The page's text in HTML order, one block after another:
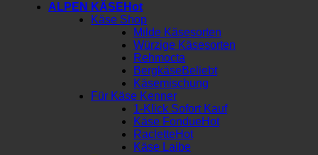
ALPEN KÄSE
Käse Shop
Milde Käsesorten
Würzige Käsesorten
Rehmocta
Bergkäse
Käsemischung
Für Käse Kenner
1-Klick Sofort Kauf
Käse Fondue
Raclette
Käse Laibe